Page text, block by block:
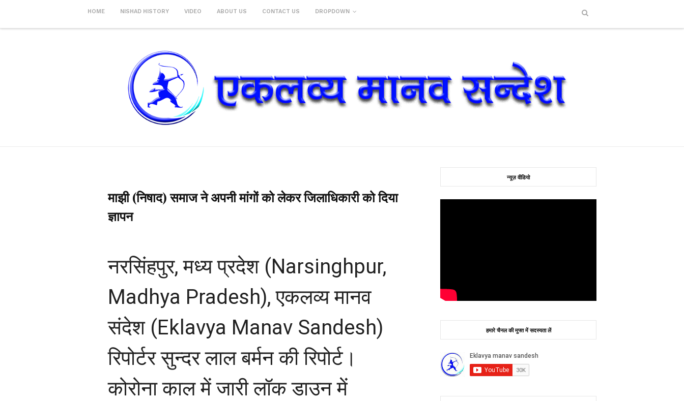
HOME NISHAD HISTORY VIDEO ABOUT US CONTACT US DROPDOWN
माझी (निषाद) समाज ने अपनी मांगों को लेकर जिलाधिकारी को दिया
ज्ञापन
नरसिंहपुर, मध्य प्रदेश (Narsinghpur,
Madhya Pradesh), एकलव्य मानव
संदेश (Eklavya Manav Sandesh)
रिपोर्टर सुन्दर लाल बर्मन की रिपोर्ट।
कोरोना काल में जारी लॉक डाउन में
न्यूज़ वीडियो
हमारे चैनल की मुफ्त में सदस्यता लें